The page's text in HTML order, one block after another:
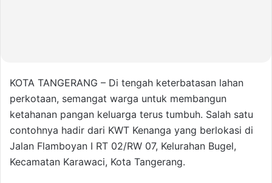
KOTA TANGERANG – Di tengah keterbatasan lahan
perkotaan, semangat warga untuk membangun
ketahanan pangan keluarga terus tumbuh. Salah satu
contohnya hadir dari KWT Kenanga yang berlokasi di
Jalan Flamboyan I RT 02/RW 07, Kelurahan Bugel,
Kecamatan Karawaci, Kota Tangerang.